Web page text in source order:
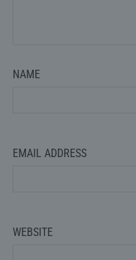
NAME
EMAIL ADDRESS
WEBSITE